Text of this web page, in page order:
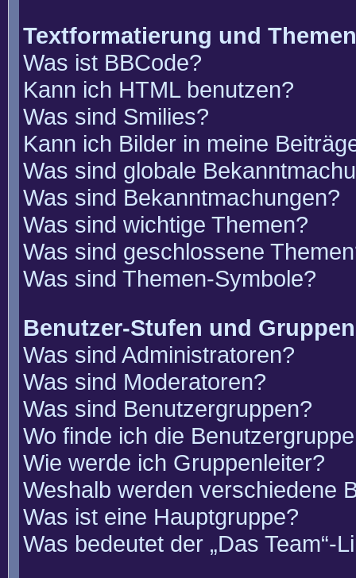
Textformatierung und
Was ist BBCode?
Kann ich HTML benutzen?
Was sind Smilies?
Kann ich Bilder in meine
Was sind globale
Was sind Bekanntmachungen?
Was sind wichtige Themen?
Was sind geschlossene
Was sind Themen-Symbole?
Benutzer-Stufen und Gruppen
Was sind Administratoren?
Was sind Moderatoren?
Was sind Benutzergruppen?
Wo finde ich die
Wie werde ich Gruppenleiter?
Weshalb werden verschiedene
Was ist eine Hauptgruppe?
Was bedeutet der „Das Team“-